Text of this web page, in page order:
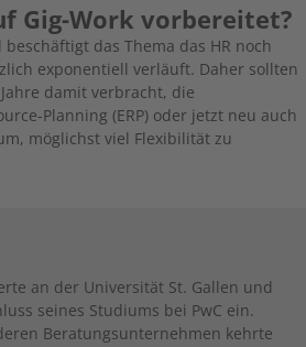
Gig-Work vorbereitet?
das Thema das HR noch
exponentiell verläuft. Daher sollten
damit verbracht, die
Planning (ERP) oder jetzt neu auch
möglichst viel Flexibilität zu
an der Universität St. Gallen und
seines Studiums bei PwC ein.
Beratungsunternehmen kehrte